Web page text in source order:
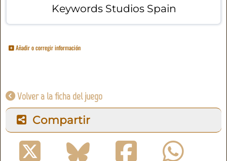
Keywords Studios Spain
Añadir o corregir información
Volver a la ficha del juego
Compartir